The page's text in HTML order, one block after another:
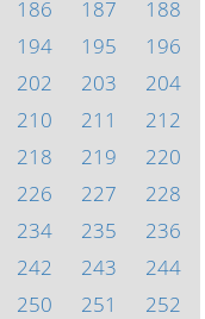
186 187
188
194 195
196
202 203
204
210 211
212
218 219
220
226 227
228
234 235
236
242 243
244
250 251
252